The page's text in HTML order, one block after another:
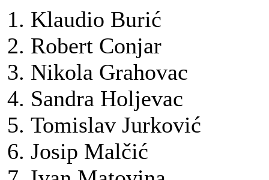
Klaudio Burić
Robert Conjar
Nikola Grahovac
Sandra Holjevac
Tomislav Jurković
Josip Malčić